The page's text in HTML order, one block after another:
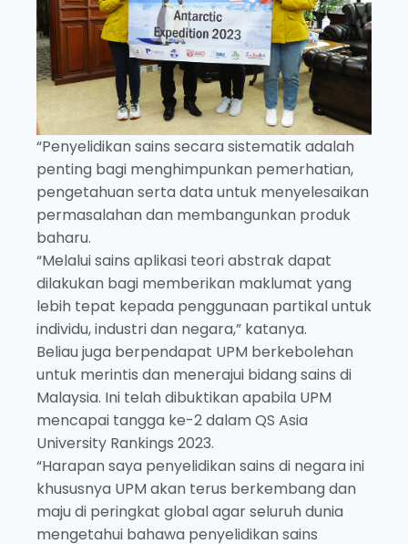
“Penyelidikan sains secara sistematik adalah
penting bagi menghimpunkan pemerhatian,
pengetahuan serta data untuk menyelesaikan
permasalahan dan membangunkan produk
baharu.
“Melalui sains aplikasi teori abstrak dapat
dilakukan bagi memberikan maklumat yang
lebih tepat kepada penggunaan partikal untuk
individu, industri dan negara,” katanya.
Beliau juga berpendapat UPM berkebolehan
untuk merintis dan menerajui bidang sains di
Malaysia. Ini telah dibuktikan apabila UPM
mencapai tangga ke-2 dalam QS Asia
University Rankings 2023.
“Harapan saya penyelidikan sains di negara ini
khususnya UPM akan terus berkembang dan
maju di peringkat global agar seluruh dunia
mengetahui bahawa penyelidikan sains